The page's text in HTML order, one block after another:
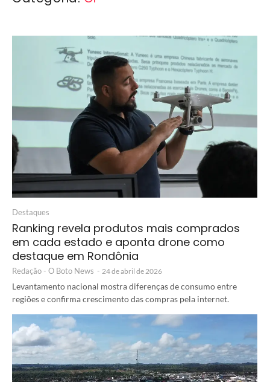
Destaques
Ranking revela produtos mais comprados
em cada estado e aponta drone como
destaque em Rondônia
Redação - O Boto News - 24 de abril de 2026
Levantamento nacional mostra diferenças de consumo entre
regiões e confirma crescimento das compras pela internet.